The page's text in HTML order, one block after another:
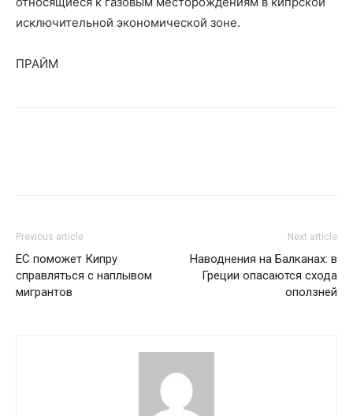
исключительной экономической зоне.
ПРАЙМ
Previous article
ЕС поможет Кипру
справляться с наплывом
мигрантов
Next article
Наводнения на Балканах: в
Греции опасаются схода
оползней